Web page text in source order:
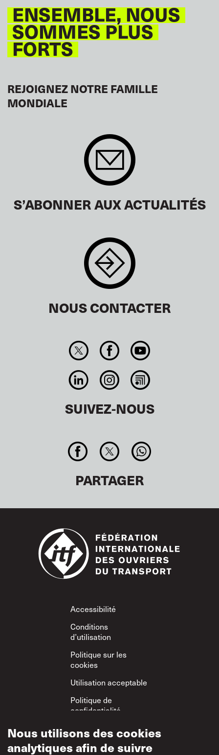
ENSEMBLE, NOUS
SOMMES PLUS
FORTS
REJOIGNEZ NOTRE FAMILLE
MONDIALE
S’ABONNER AUX ACTUALITÉS
NOUS CONTACTER
SUIVEZ-NOUS
PARTAGER
Footer
Accessibilité
Conditions
d’utilisation
Politique sur les
cookies
Utilisation acceptable
Politique de
confidentialité
Politique sur le
respect mutuel
Nous utilisons des cookies
analytiques afin de suivre